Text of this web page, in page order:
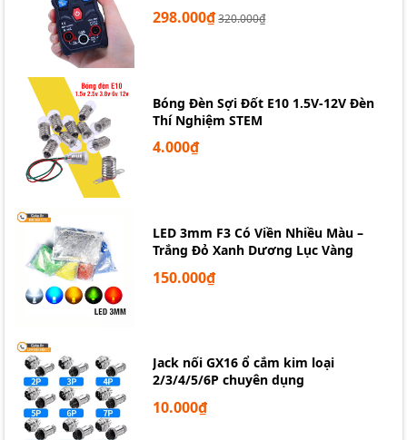
298.000₫320.000₫
Bóng Đèn Sợi Đốt E10 1.5V-12V Đèn
Thí Nghiệm STEM
4.000₫
LED 3mm F3 Có Viền Nhiều Màu –
Trắng Đỏ Xanh Dương Lục Vàng
150.000₫
Jack nối GX16 ổ cắm kim loại
2/3/4/5/6P chuyên dụng
10.000₫